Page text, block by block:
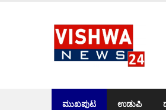
ಮುಖಪುಟ ಉಡುಪಿ